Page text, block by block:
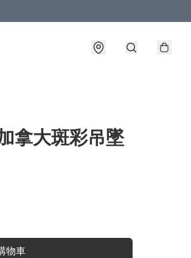
拿大斑彩吊墜
物車